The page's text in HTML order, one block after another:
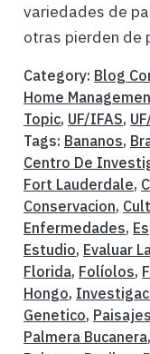
variedades de
otras pierden de
Category: Blog
Home
Topic, UF/IFAS,
Tags: Bananos,
Centro De
Fort Lauderdale,
Conservacion,
Enfermedades,
Estudio, Evaluar
Florida, Folíolos,
Hongo,
Genetico, Paisajes
Palmera Bucanera,